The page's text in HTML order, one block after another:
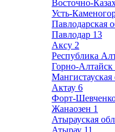
Восточно-
Усть-
Павлодарская
Павлодар 13
Аксу 2
Республика
Горно-Алтайск
Мангистауская
Актау 6
Форт-
Жанаозен 1
Атырауская
Атырау 11